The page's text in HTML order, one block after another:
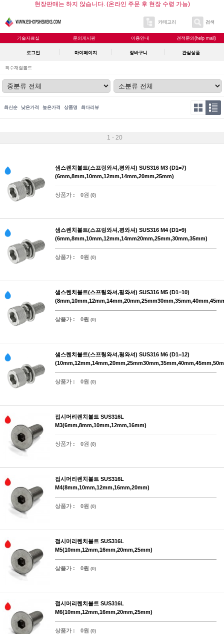
현장판매는 하지 않습니다. (온라인 주문 후 현장 수령 가능)
카테고리 검색
기술자료실 문의게시판 이용안내 견적문의(help mail)
로그인 마이페이지 장바구니 관심상품
특수재질볼트
최신순 낮은가격 높은가격 상품명 최다리뷰
1 - 20
샘스렌치볼트(스프링와셔,평와셔) SUS316 M3 (D1=7)
(6mm,8mm,10mm,12mm,14mm,20mm,25mm)
상품가 : 0원 (0)
샘스렌치볼트(스프링와셔,평와셔) SUS316 M4 (D1=9)
(6mm,8mm,10mm,12mm,14mm20mm,25mm,30mm,35mm)
상품가 : 0원 (0)
샘스렌치볼트(스프링와셔,평와셔) SUS316 M5 (D1=10)
상품가 : 0원 (0)
샘스렌치볼트(스프링와셔,평와셔) SUS316 M6 (D1=12)
상품가 : 0원 (0)
접시머리렌치볼트 SUS316L
M3(6mm,8mm,10mm,12mm,16mm)
상품가 : 0원 (0)
접시머리렌치볼트 SUS316L
M4(8mm,10mm,12mm,16mm,20mm)
상품가 : 0원 (0)
접시머리렌치볼트 SUS316L
M5(10mm,12mm,16mm,20mm,25mm)
상품가 : 0원 (0)
접시머리렌치볼트 SUS316L
M6(10mm,12mm,16mm,20mm,25mm)
상품가 : 0원 (0)